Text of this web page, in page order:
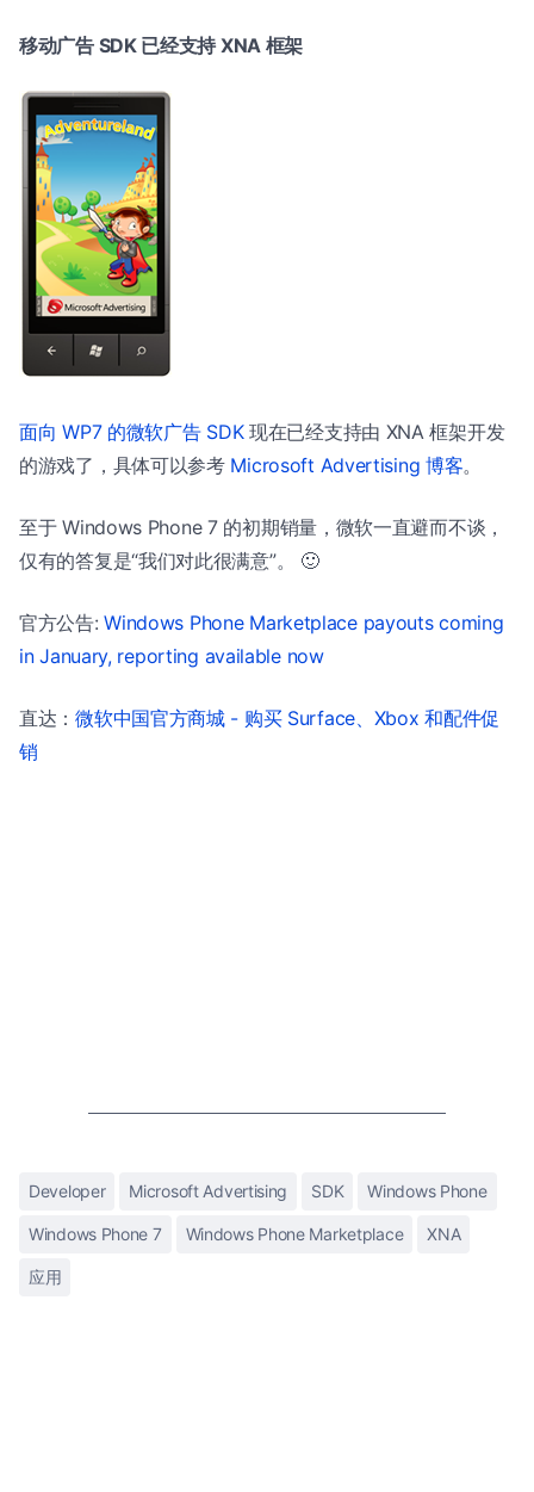
移动广告 SDK 已经支持 XNA 框架
面向 WP7 的微软广告 SDK现在已经支持由 XNA 框架开发
的游戏了，具体可以参考 Microsoft Advertising 博客。
至于 Windows Phone 7 的初期销量，微软一直避而不谈，
仅有的答复是“我们对此很满意”。 🙂
官方公告:Windows Phone Marketplace payouts coming
in January, reporting available now
直达：微软中国官方商城 - 购买 Surface、Xbox 和配件促
销
Developer Microsoft Advertising SDK Windows Phone
Windows Phone 7 Windows Phone Marketplace XNA
应用